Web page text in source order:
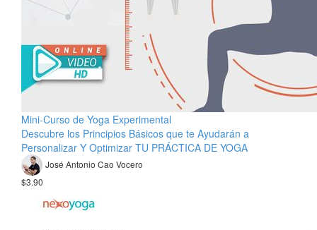
Mini-Curso de Yoga Experimental
Descubre los Principios Básicos que te Ayudarán a
Personalizar Y Optimizar TU PRÁCTICA DE YOGA
José Antonio Cao Vocero
$3.90